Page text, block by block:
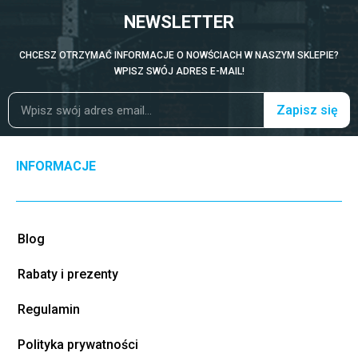
NEWSLETTER
CHCESZ OTRZYMAĆ INFORMACJE O NOWŚCIACH W NASZYM SKLEPIE?
WPISZ SWÓJ ADRES E-MAIL!
Zapisz się
INFORMACJE
Blog
Rabaty i prezenty
Regulamin
Polityka prywatności